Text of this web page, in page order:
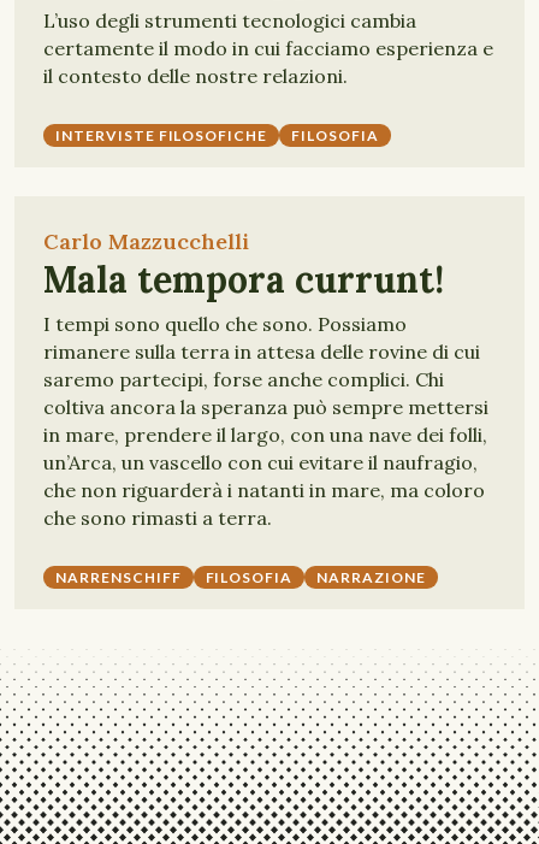
L’uso degli strumenti tecnologici cambia
certamente il modo in cui facciamo esperienza e
il contesto delle nostre relazioni.
INTERVISTE FILOSOFICHE FILOSOFIA
Carlo Mazzucchelli
Mala tempora currunt!
I tempi sono quello che sono. Possiamo
rimanere sulla terra in attesa delle rovine di cui
saremo partecipi, forse anche complici. Chi
coltiva ancora la speranza può sempre mettersi
in mare, prendere il largo, con una nave dei folli,
un’Arca, un vascello con cui evitare il naufragio,
che non riguarderà i natanti in mare, ma coloro
che sono rimasti a terra.
NARRENSCHIFF FILOSOFIA NARRAZIONE